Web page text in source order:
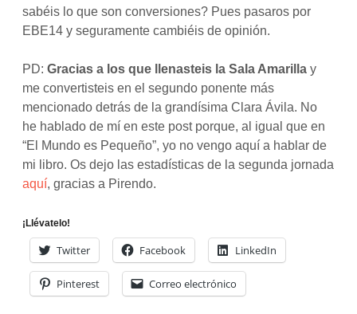
sabéis lo que son conversiones? Pues pasaros por
EBE14 y seguramente cambiéis de opinión.
PD:Gracias a los que llenasteis la Sala Amarilla y
me convertisteis en el segundo ponente más
mencionado detrás de la grandísima Clara Ávila. No
he hablado de mí en este post porque, al igual que en
“El Mundo es Pequeño”, yo no vengo aquí a hablar de
mi libro. Os dejo las estadísticas de la segunda jornada
aquí, gracias a Pirendo.
¡Llévatelo!
Twitter Facebook LinkedIn
Pinterest Correo electrónico